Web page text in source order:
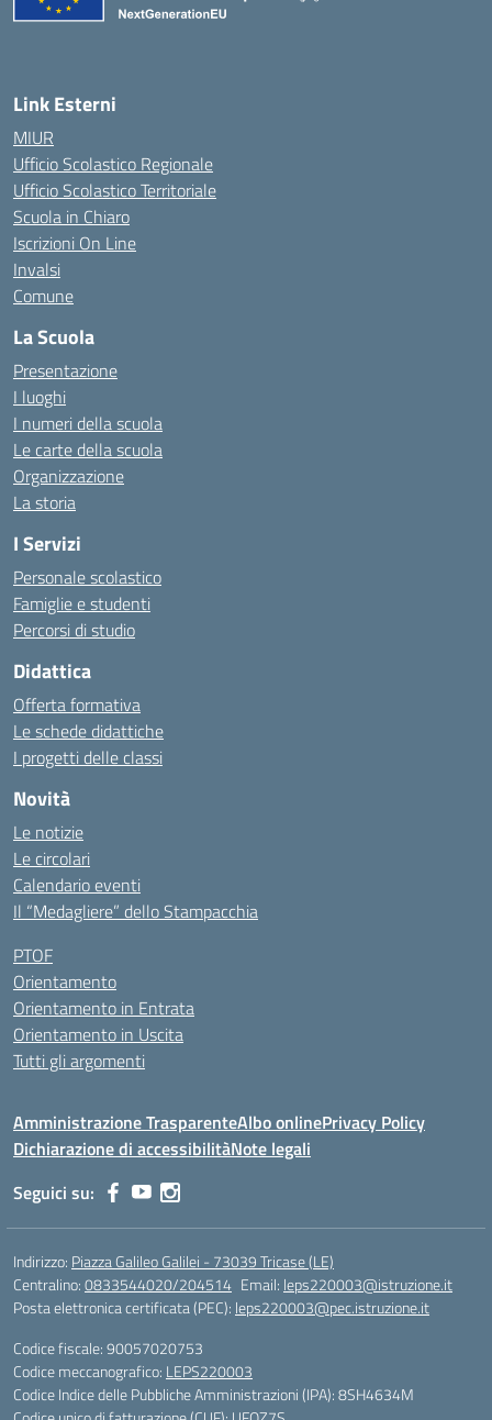
Link Esterni
MIUR
Ufficio Scolastico Regionale
Ufficio Scolastico Territoriale
Scuola in Chiaro
Iscrizioni On Line
Invalsi
Comune
La Scuola
Presentazione
I luoghi
I numeri della scuola
Le carte della scuola
Organizzazione
La storia
I Servizi
Personale scolastico
Famiglie e studenti
Percorsi di studio
Didattica
Offerta formativa
Le schede didattiche
I progetti delle classi
Novità
Le notizie
Le circolari
Calendario eventi
Il “Medagliere” dello Stampacchia
PTOF
Orientamento
Orientamento in Entrata
Orientamento in Uscita
Tutti gli argomenti
Amministrazione TrasparenteAlbo onlinePrivacy Policy
Dichiarazione di accessibilitàNote legali
Seguici su:
Indirizzo: Piazza Galileo Galilei - 73039 Tricase (LE)
Centralino:0833544020/204514 Email: leps220003@istruzione.it
Posta elettronica certificata (PEC): leps220003@pec.istruzione.it
Codice fiscale: 90057020753
Codice meccanografico: LEPS220003
Codice Indice delle Pubbliche Amministrazioni (IPA): 8SH4634M